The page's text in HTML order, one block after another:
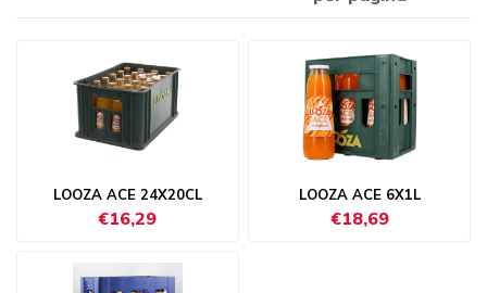
LOOZA ACE 24X20CL
€16,29
LOOZA ACE 6X1L
€18,69